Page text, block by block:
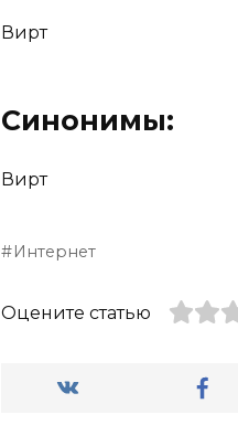
Вирт
Синонимы:
Вирт
Интернет
Оцените статью